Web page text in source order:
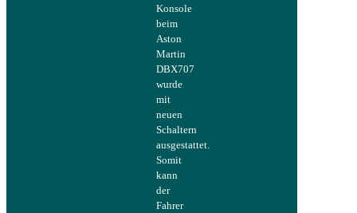
Konsole
beim
Aston
Martin
DBX707
wurde
mit
neuen
Schaltern
ausgestattet.
Somit
kann
der
Fahrer